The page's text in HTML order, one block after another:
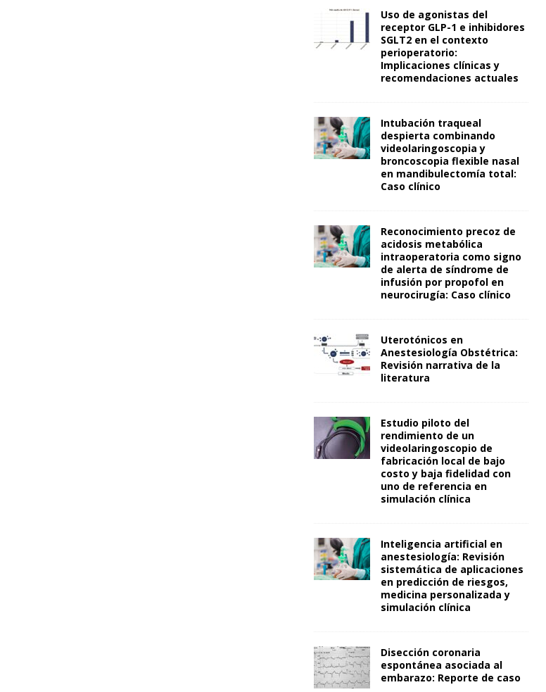
Uso de agonistas del
receptor GLP-1 e inhibidores
SGLT2 en el contexto
perioperatorio:
Implicaciones clínicas y
recomendaciones actuales
Intubación traqueal
despierta combinando
videolaringoscopia y
broncoscopia flexible nasal
en mandibulectomía total:
Caso clínico
Reconocimiento precoz de
acidosis metabólica
intraoperatoria como signo
de alerta de síndrome de
infusión por propofol en
neurocirugía: Caso clínico
Uterotónicos en
Anestesiología Obstétrica:
Revisión narrativa de la
literatura
Estudio piloto del
rendimiento de un
videolaringoscopio de
fabricación local de bajo
costo y baja fidelidad con
uno de referencia en
simulación clínica
Inteligencia artificial en
anestesiología: Revisión
sistemática de aplicaciones
en predicción de riesgos,
medicina personalizada y
simulación clínica
Disección coronaria
espontánea asociada al
embarazo: Reporte de caso